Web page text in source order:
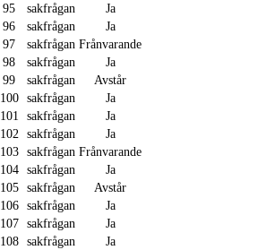
95 sakfrågan
Ja
96 sakfrågan
Ja
97 sakfrågan Frånvarande
98 sakfrågan
Ja
99 sakfrågan
Avstår
100 sakfrågan
Ja
101 sakfrågan
Ja
102 sakfrågan
Ja
103 sakfrågan Frånvarande
104 sakfrågan
Ja
105 sakfrågan
Avstår
106 sakfrågan
Ja
107 sakfrågan
Ja
108 sakfrågan
Ja